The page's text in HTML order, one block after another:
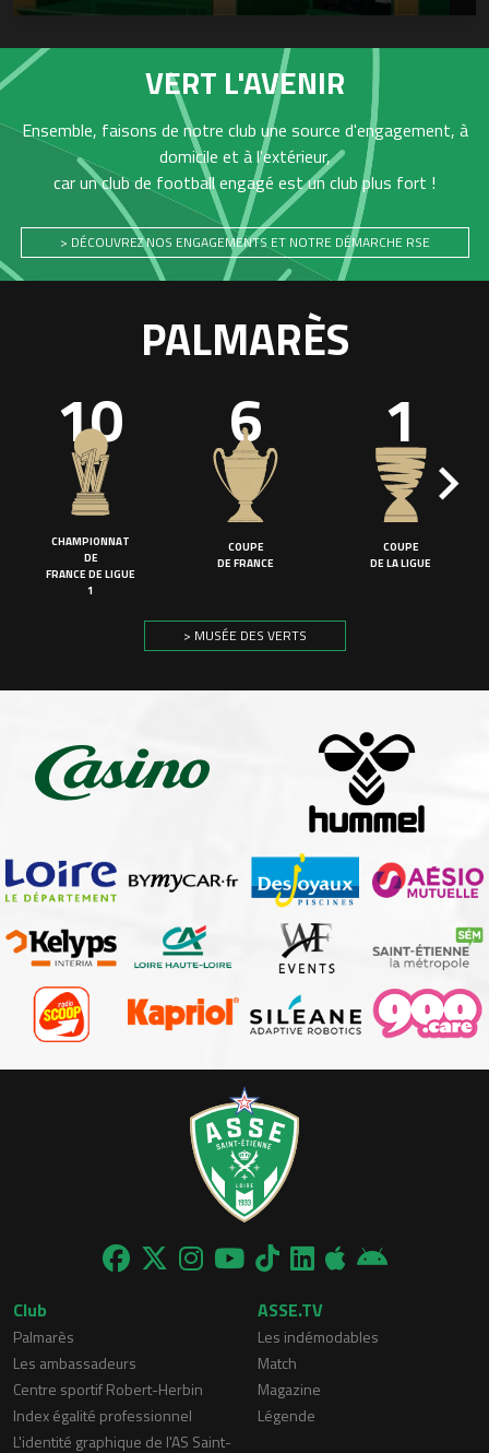
VERT L'AVENIR
Ensemble, faisons de notre club une source d'engagement, à
domicile et à l'extérieur,
car un club de football engagé est un club plus fort !
> DÉCOUVREZ NOS ENGAGEMENTS ET NOTRE DÉMARCHE RSE
PALMARÈS
10
CHAMPIONNAT
DE
FRANCE DE LIGUE
1
6
COUPE
DE FRANCE
1
COUPE
DE LA LIGUE
> MUSÉE DES VERTS
Club
Palmarès
Les ambassadeurs
Centre sportif Robert-Herbin
Index égalité professionnel
L'identité graphique de l'AS Saint-
ASSE.TV
Les indémodables
Match
Magazine
Légende